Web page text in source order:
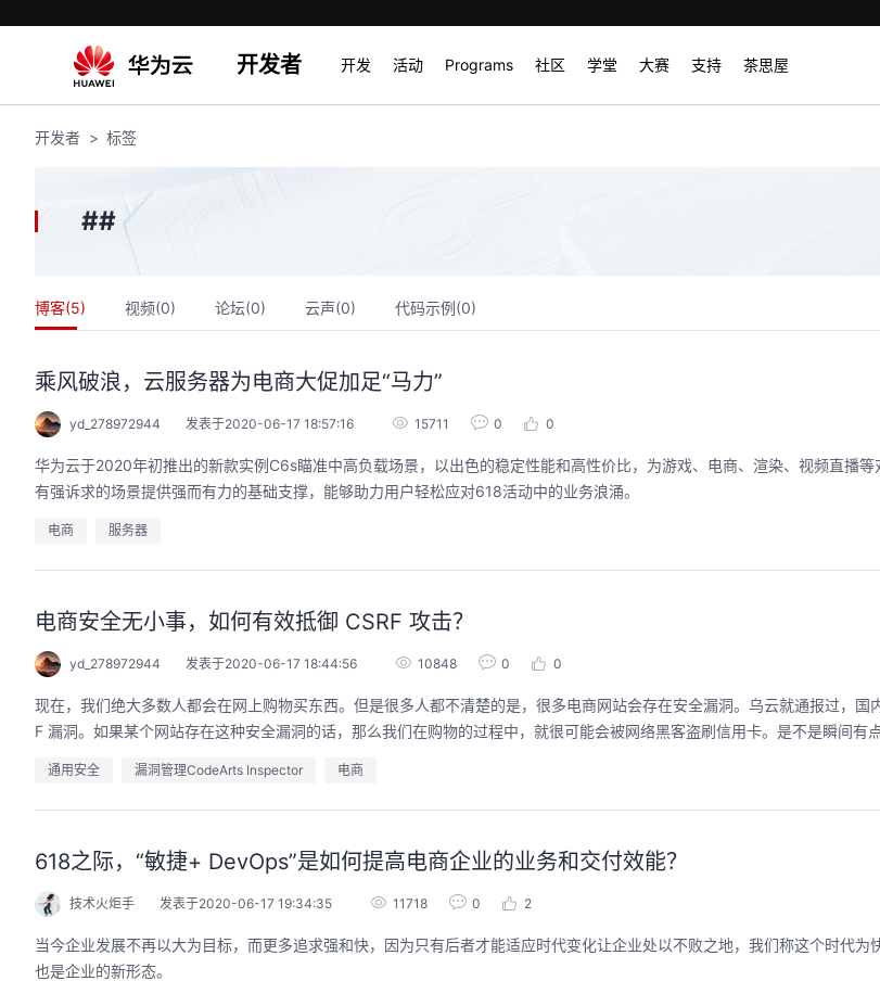
开发者 开发 活动 Programs 社区 学堂 大赛 支持 茶思屋
开发者 标签
##
博客(5) 视频(0) 论坛(0) 云声(0) 代码示例(0)
乘风破浪，云服务器为电商大促加足“马力”
yd_278972944 发表于2020-06-17 18:57:16 15711 0 0
华为云于2020年初推出的新款实例C6s瞄准中高负载场景，以出色的稳定性能和高性价比，为游戏、电商、渲染、视频直播
有强诉求的场景提供强而有力的基础支撑，能够助力用户轻松应对618活动中的业务浪涌。
电商 服务器
电商安全无小事，如何有效抵御 CSRF 攻击？
yd_278972944 发表于2020-06-17 18:44:56 10848 0 0
现在，我们绝大多数人都会在网上购物买东西。但是很多人都不清楚的是，很多电商网站会存在安全漏洞。乌云就通报过，国
F 漏洞。如果某个网站存在这种安全漏洞的话，那么我们在购物的过程中，就很可能会被网络黑客盗刷信用卡。是不是瞬间有
通用安全 漏洞管理CodeArts Inspector 电商
618之际，“敏捷+ DevOps”是如何提高电商企业的业务和交付效能？
技术火炬手 发表于2020-06-17 19:34:35 11718 0 2
当今企业发展不再以大为目标，而更多追求强和快，因为只有后者才能适应时代变化让企业处以不败之地，我们称这个时代为
也是企业的新形态。
2026/08/04 周二 19:00-20:00
从入门 · 到做AI应用 · 到企业级开发。不教编
程，只教用AI · 零代码、有产出、能带走、可炫
回顾中
直播深度
kill市场安
回顾